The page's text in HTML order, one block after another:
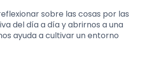
sobre las cosas por las
del día a día y abrirnos a una
ayuda a cultivar un entorno